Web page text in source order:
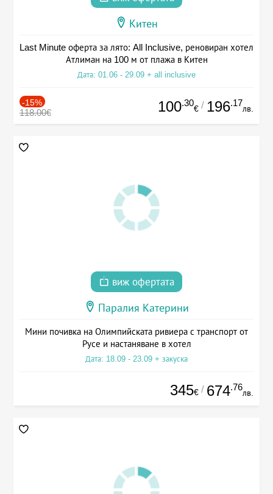
Китен
Last Minute оферта за лято: All Inclusive, реновиран хотел
Атлиман на 100 м от плажа в Китен
Дата: 01.06 - 29.09 + all inclusive
-15%
118.00€ 100.30
€ / 196.17
лв.
виж офертата
Паралия Катерини
Мини почивка на Олимпийската ривиера с транспорт от
Русе и настаняване в хотел
Дата: 18.09 - 23.09 + закуска
345€ / 674.76
лв.